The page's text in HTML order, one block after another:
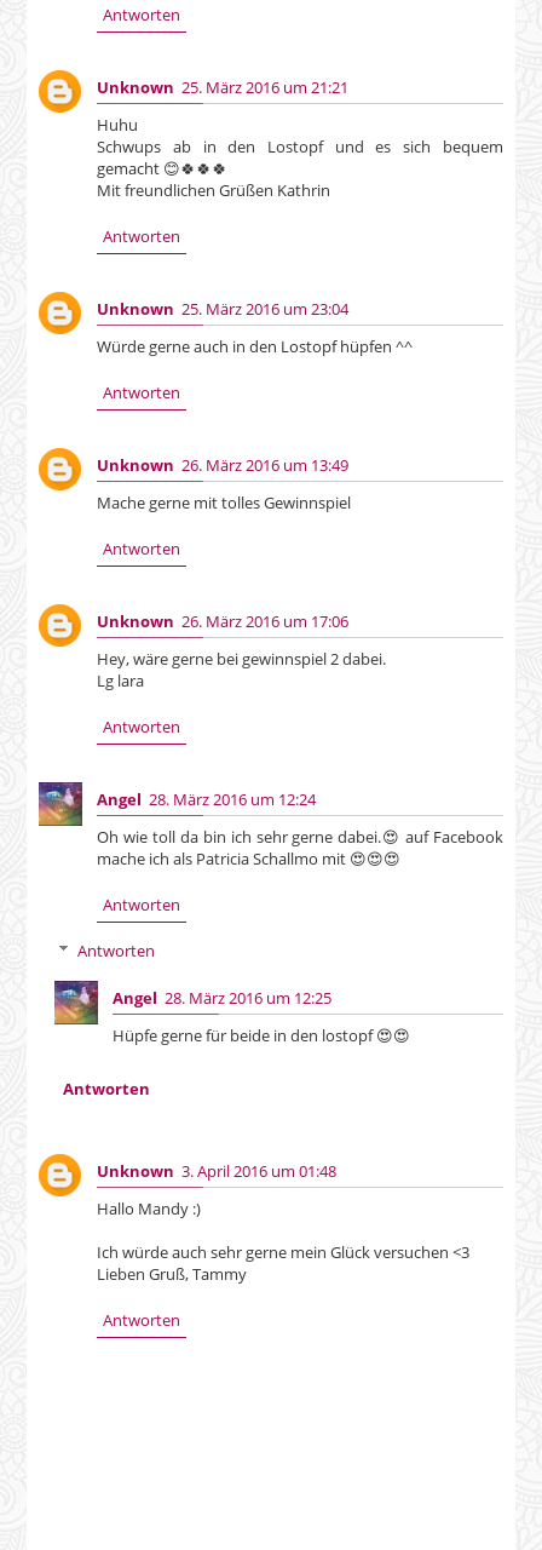
Antworten
Unknown 25. März 2016 um 21:21
Huhu
Schwups ab in den Lostopf und es sich bequem
gemacht 😊🍀🍀🍀
Mit freundlichen Grüßen Kathrin
Antworten
Unknown 25. März 2016 um 23:04
Würde gerne auch in den Lostopf hüpfen ^^
Antworten
Unknown 26. März 2016 um 13:49
Mache gerne mit tolles Gewinnspiel
Antworten
Unknown 26. März 2016 um 17:06
Hey, wäre gerne bei gewinnspiel 2 dabei.
Lg lara
Antworten
Angel 28. März 2016 um 12:24
Oh wie toll da bin ich sehr gerne dabei.😍 auf Facebook
mache ich als Patricia Schallmo mit 😍😍😍
Antworten
Antworten
Angel 28. März 2016 um 12:25
Hüpfe gerne für beide in den lostopf 😍😍
Antworten
Unknown 3. April 2016 um 01:48
Hallo Mandy :)
Ich würde auch sehr gerne mein Glück versuchen <3
Lieben Gruß, Tammy
Antworten